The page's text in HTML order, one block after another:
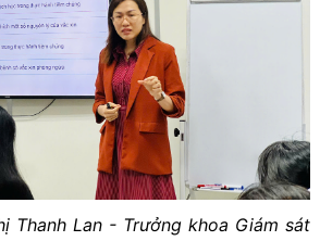
Thanh Lan - Trưởng khoa Giám sát